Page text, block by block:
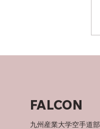
FALCON
九州産業大学空手道部